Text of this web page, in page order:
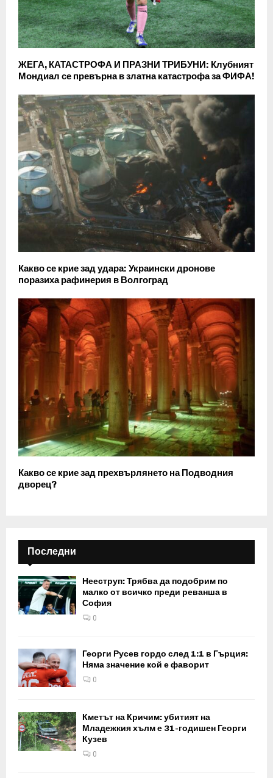
ЖЕГА, КАТАСТРОФА И ПРАЗНИ ТРИБУНИ: Клубният
Мондиал се превърна в златна катастрофа за ФИФА!
Какво се крие зад удара: Украински дронове
поразиха рафинерия в Волгоград
Какво се крие зад прехвърлянето на Подводния
дворец?
Последни
Нееструп: Трябва да подобрим по
малко от всичко преди реванша в
София
0
Георги Русев гордо след 1:1 в Гърция:
Няма значение кой е фаворит
0
Кметът на Кричим: убитият на
Младежкия хълм е 31-годишен Георги
Кузев
0